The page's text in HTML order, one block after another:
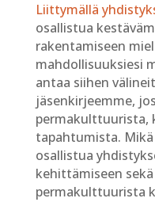
Liittymällä
osallistua
rakentamiseen
mahdollisuuksiesi
antaa siihen
jäsenkirjeemme,
permakulttuurista,
tapahtumista.
osallistua
kehittämiseen
permakulttuurista